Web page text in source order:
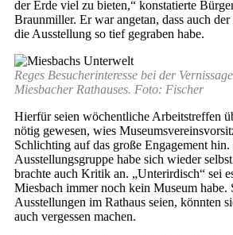
der Erde viel zu bieten,“ konstatierte
Braunmiller. Er war angetan, dass auch
die Ausstellung so tief gegraben habe.
Reges Besucherinteresse bei der
Miesbacher Rathauses. Foto: Fischer
Hierfür seien wöchentliche Arbeitstreffen
nötig gewesen, wies
Schlichting auf das große Engagement
Ausstellungsgruppe habe sich wieder
brachte auch Kritik an. „Unterirdisch“ sei
Miesbach immer noch kein Museum habe.
Ausstellungen im Rathaus seien, könnten
auch vergessen machen.